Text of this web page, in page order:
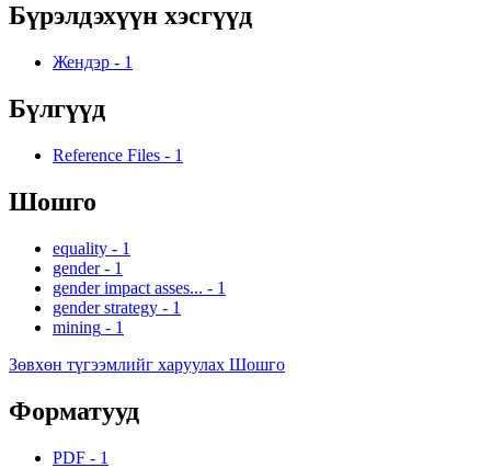
Бүрэлдэхүүн хэсгүүд
Жендэр - 1
Бүлгүүд
Reference Files - 1
Шошго
equality - 1
gender - 1
gender impact asses... - 1
gender strategy - 1
mining - 1
Зөвхөн түгээмлийг харуулах Шошго
Форматууд
PDF - 1